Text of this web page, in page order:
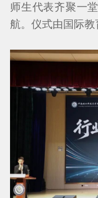
师生代表齐聚一
航。仪式由国际教